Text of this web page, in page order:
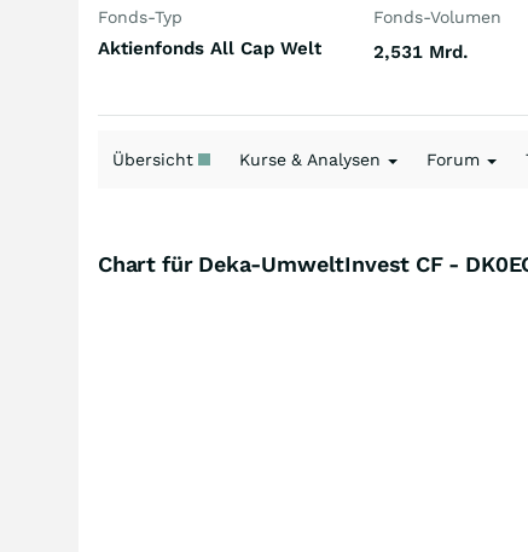
Fonds-Typ
Aktienfonds All Cap Welt
Fonds-Volumen
2,531 Mrd.
Übersicht Kurse & Analysen Forum
Chart für Deka-UmweltInvest CF -